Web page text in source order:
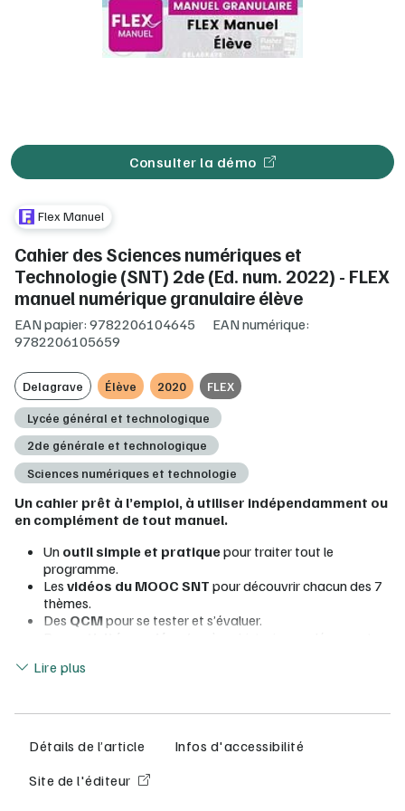
Consulter la démo
Flex Manuel
Cahier des Sciences numériques et
Technologie (SNT) 2de (Ed. num. 2022) - FLEX
manuel numérique granulaire élève
EAN papier: 9782206104645
EAN numérique:
9782206105659
Delagrave Élève 2020 FLEX
Lycée général et technologique
2de générale et technologique
Sciences numériques et technologie
Un cahier prêt à l’emploi, à utiliser indépendamment ou
en complément de tout manuel.
Un outil simple et pratiquepour traiter tout le
programme.
Les vidéos du MOOC SNT pour découvrir chacun des 7
thèmes.
Des QCMpour se tester et s’évaluer.
activités variées
Des pages d’
FLEX manuel numérique granulaire nouvelle génération
Toutes les fonctionnalités du manuel numérique et bien plus
Lire plus
Détails de l’article
Infos d'accessibilité
Site de l'éditeur